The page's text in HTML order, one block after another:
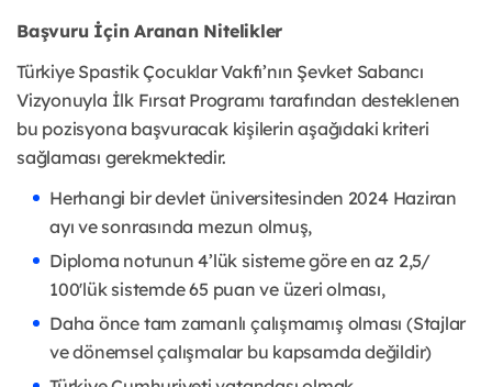
Başvuru İçin Aranan Nitelikler
Türkiye Spastik Çocuklar Vakfı’nın Şevket Sabancı
Vizyonuyla İlk Fırsat Programı tarafından desteklenen
bu pozisyona başvuracak kişilerin aşağıdaki kriteri
sağlaması gerekmektedir.
Herhangi bir devlet üniversitesinden 2024 Haziran
ayı ve sonrasında mezun olmuş,
Diploma notunun 4’lük sisteme göre en az 2,5/
100'lük sistemde 65 puan ve üzeri olması,
Daha önce tam zamanlı çalışmamış olması (Stajlar
ve dönemsel çalışmalar bu kapsamda değildir)